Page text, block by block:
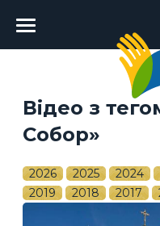
Головне
меню
Відео з
Собор»
2026 2025 2024
2019
2018 2017